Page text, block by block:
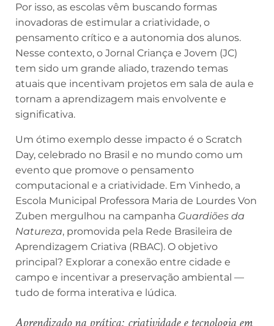
Por isso, as escolas vêm buscando formas
inovadoras de estimular a criatividade, o
pensamento crítico e a autonomia dos alunos.
Nesse contexto, o Jornal Criança e Jovem (JC)
tem sido um grande aliado, trazendo temas
atuais que incentivam projetos em sala de aula e
tornam a aprendizagem mais envolvente e
significativa.
Um ótimo exemplo desse impacto é o Scratch
Day, celebrado no Brasil e no mundo como um
evento que promove o pensamento
computacional e a criatividade. Em Vinhedo, a
Escola Municipal Professora Maria de Lourdes Von
Zuben mergulhou na campanha Guardiões da
Natureza, promovida pela Rede Brasileira de
Aprendizagem Criativa (RBAC). O objetivo
principal? Explorar a conexão entre cidade e
campo e incentivar a preservação ambiental —
tudo de forma interativa e lúdica.
Aprendizado na prática: criatividade e tecnologia em